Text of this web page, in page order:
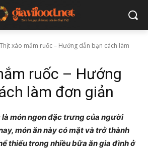
Thịt xào mắm ruốc – Hướng dẫn bạn cách làm
ruốc – Hướng
làm đơn giản
là món ngon đặc trưng của người
món ăn này có mặt và trở thành
thiếu trong nhiều bữa ăn gia đình ở